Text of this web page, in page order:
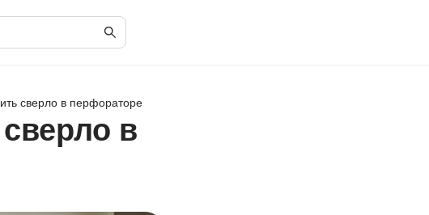
сверло в перфораторе
в